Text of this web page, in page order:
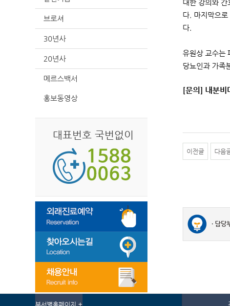
브로셔
30년사
20년사
메르스백서
홍보동영상
대표번호 국번없이
대한 강의와 간
다. 마지막으로
다.
유원상 교수는
당뇨인과 가족
[문의] 내분
이전글 다음
담당
부서별홈페이지 +